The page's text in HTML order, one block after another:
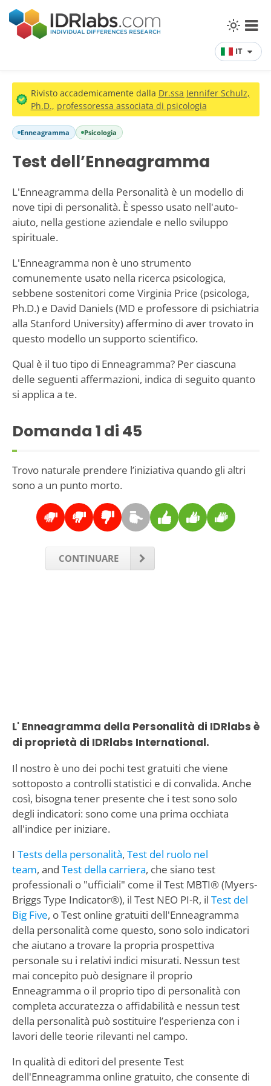
IT
Rivisto accademicamente dalla Dr.ssa Jennifer Schulz,
Ph.D., professoressa associata di psicologia
Enneagramma Psicologia
Test dell’Enneagramma
L'Enneagramma della Personalità è un modello di
nove tipi di personalità. È spesso usato nell'auto-
aiuto, nella gestione aziendale e nello sviluppo
spirituale.
L'Enneagramma non è uno strumento
comunemente usato nella ricerca psicologica,
sebbene sostenitori come Virginia Price (psicologa,
Ph.D.) e David Daniels (MD e professore di psichiatria
alla Stanford University) affermino di aver trovato in
questo modello un supporto scientifico.
Qual è il tuo tipo di Enneagramma? Per ciascuna
delle seguenti affermazioni, indica di seguito quanto
si applica a te.
Domanda 1 di 45
Trovo naturale prendere l’iniziativa quando gli altri
sono a un punto morto.
CONTINUARE
L' Enneagramma della Personalità di IDRlabs è
di proprietà di IDRlabs International.
Il nostro è uno dei pochi test gratuiti che viene
sottoposto a controlli statistici e di convalida. Anche
così, bisogna tener presente che i test sono solo
degli indicatori: sono come una prima occhiata
all'indice per iniziare.
I Tests della personalità, Test del ruolo nel
team, and Test della carriera, che siano test
professionali o "ufficiali" come il Test MBTI® (Myers-
Briggs Type Indicator®), il Test NEO PI-R, il Test del
Big Five, o Test online gratuiti dell'Enneagramma
della personalità come questo, sono solo indicatori
che aiutano a trovare la propria prospettiva
personale su i relativi indici misurati. Nessun test
mai concepito può designare il proprio
Enneagramma o il proprio tipo di personalità con
completa accuratezza o affidabilità e nessun test
della personalità può sostituire l’esperienza con i
lavori delle teorie rilevanti nel campo.
In qualità di editori del presente Test
dell'Enneagramma online gratuito, che consente di